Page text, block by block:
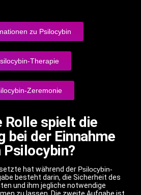
zu Psilocybin
Therapie
Zeremonie
Rolle spielt die
bei der Einnahme
Psilocybin?
hat während der Psilocybin-
besteht darin, die Sicherheit des
und ihm jegliche notwendige